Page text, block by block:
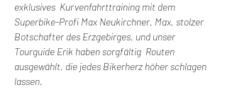
exklusives  Kurvenfahrttraining mit dem
Superbike-Profi Max Neukirchner. Max, stolzer
Botschafter des Erzgebirges, und unser
Tourguide Erik haben sorgfältig  Routen
ausgewählt, die jedes Bikerherz höher schlagen
lassen.